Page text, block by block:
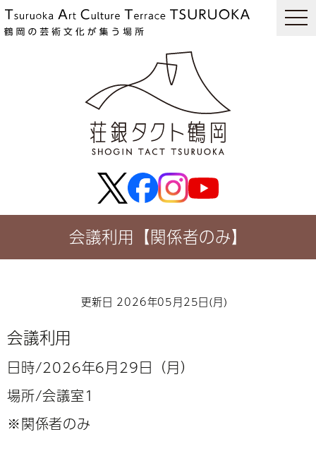
会議利用【関係者のみ】
更新日 2026年05月25日(月)
会議利用
日時/2026年6月29日（月）
場所/会議室1
※関係者のみ